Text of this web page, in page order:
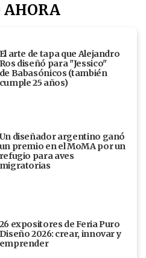
AHORA
El arte de tapa que Alejandro
Ros diseñó para "Jessico"
de Babasónicos (también
cumple 25 años)
Un diseñador argentino ganó
un premio en el MoMA por un
refugio para aves
migratorias
26 expositores de Feria Puro
Diseño 2026: crear, innovar y
emprender